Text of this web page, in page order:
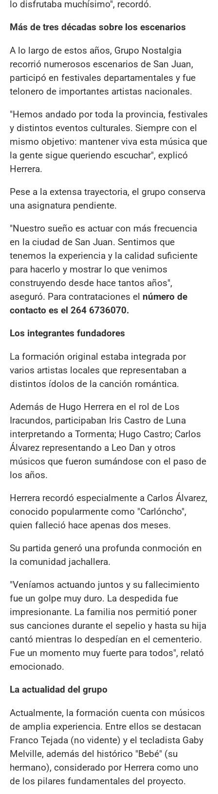
lo disfrutaba muchísimo", recordó.
Más de tres décadas sobre los escenarios
A lo largo de estos años, Grupo Nostalgia
recorrió numerosos escenarios de San Juan,
participó en festivales departamentales y fue
telonero de importantes artistas nacionales.
"Hemos andado por toda la provincia, festivales
y distintos eventos culturales. Siempre con el
mismo objetivo: mantener viva esta música que
la gente sigue queriendo escuchar", explicó
Herrera.
Pese a la extensa trayectoria, el grupo conserva
una asignatura pendiente.
"Nuestro sueño es actuar con más frecuencia
en la ciudad de San Juan. Sentimos que
tenemos la experiencia y la calidad suficiente
para hacerlo y mostrar lo que venimos
construyendo desde hace tantos años",
aseguró. Para contrataciones el número de
contacto es el 264 6736070.
Los integrantes fundadores
La formación original estaba integrada por
varios artistas locales que representaban a
distintos ídolos de la canción romántica.
Además de Hugo Herrera en el rol de Los
Iracundos, participaban Iris Castro de Luna
interpretando a Tormenta; Hugo Castro; Carlos
Álvarez representando a Leo Dan y otros
músicos que fueron sumándose con el paso de
los años.
Herrera recordó especialmente a Carlos Álvarez,
conocido popularmente como "Carlóncho",
quien falleció hace apenas dos meses.
Su partida generó una profunda conmoción en
la comunidad jachallera.
"Veníamos actuando juntos y su fallecimiento
fue un golpe muy duro. La despedida fue
impresionante. La familia nos permitió poner
sus canciones durante el sepelio y hasta su hija
cantó mientras lo despedían en el cementerio.
Fue un momento muy fuerte para todos", relató
emocionado.
La actualidad del grupo
Actualmente, la formación cuenta con músicos
de amplia experiencia. Entre ellos se destacan
Franco Tejada (no vidente) y el tecladista Gaby
Melville, además del histórico "Bebé" (su
hermano), considerado por Herrera como uno
de los pilares fundamentales del proyecto.